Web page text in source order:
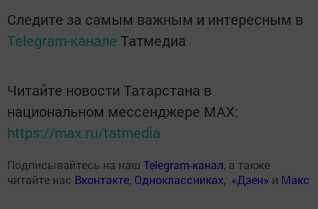
Следите за самым важным и интересным в
Telegram-канале Татмедиа
Читайте новости Татарстана в
национальном мессенджере MАХ:
https://max.ru/tatmedia
Подписывайтесь на наш Telegram-канал, а также
читайте нас Вконтакте, Одноклассниках, «Дзен» и Макс